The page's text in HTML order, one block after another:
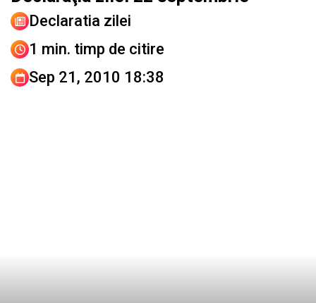
Declaratia zilei
1 min. timp de citire
Sep 21, 2010 18:38